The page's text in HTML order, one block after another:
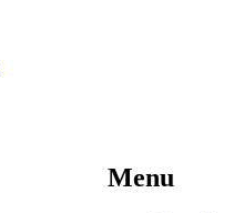
Menu